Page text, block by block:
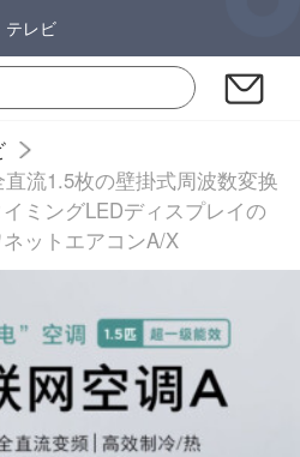
テレビ
流1.5枚の壁掛式周波数変换
ミングLEDディスプレイの
ットエアコンA/X